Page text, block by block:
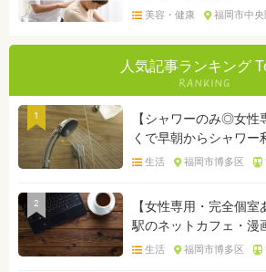
美容・健康 福岡市中央
人気記事ランキング
1
【シャワーのみ◎女性
くで早朝からシャワー
生活 福岡市博多区
2
【女性専用・完全個
駅のネットカフェ・漫
生活 福岡市博多区